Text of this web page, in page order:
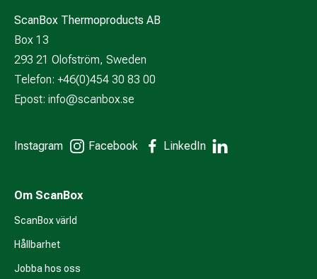
ScanBox Thermoproducts AB
Box 13
293 21 Olofström, Sweden
Telefon: +46(0)454 30 83 00
Epost: info@scanbox.se
Instagram Facebook LinkedIn
Om ScanBox
ScanBox värld
Hållbarhet
Jobba hos oss